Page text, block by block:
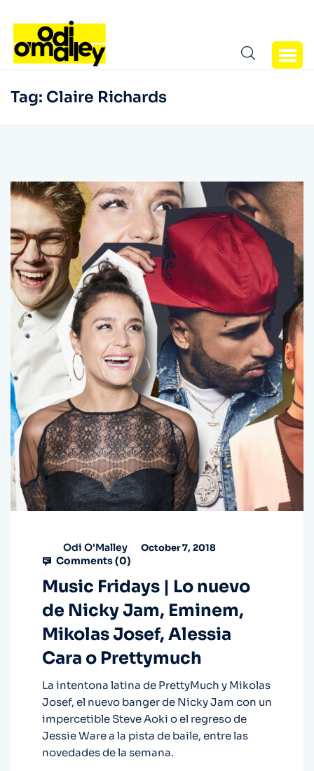
Tag: Claire Richards
Odi O'Malley October 7, 2018
Comments (0)
Music Fridays | Lo nuevo
de Nicky Jam, Eminem,
Mikolas Josef, Alessia
Cara o Prettymuch
La intentona latina de PrettyMuch y Mikolas
Josef, el nuevo banger de Nicky Jam con un
impercetible Steve Aoki o el regreso de
Jessie Ware a la pista de baile, entre las
novedades de la semana.